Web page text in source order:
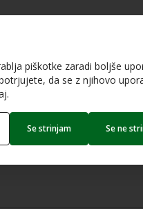
piškotke zaradi boljše
da se z njihovo
Se strinjam Se ne